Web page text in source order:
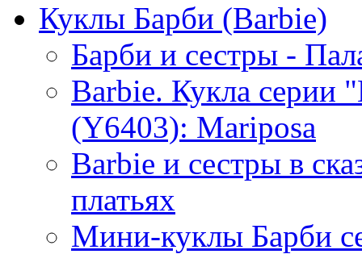
Куклы Барби (Barbie)
Барби и сестры -
Barbie. Кукла серии
(Y6403): Mariposa
Barbie и сестры в
платьях
Мини-куклы Барби